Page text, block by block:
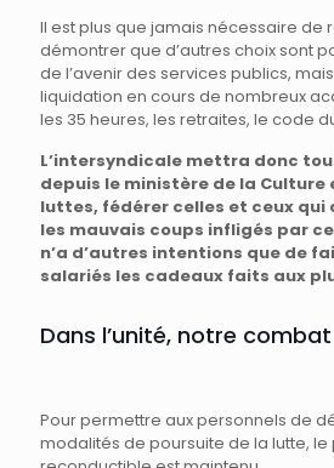
Il est plus que jamais nécessaire de
démontrer que d’autres choix sont
de l’avenir des services publics,
liquidation en cours de nombreux
les 35 heures, les retraites, le code
L’intersyndicale mettra donc
depuis le ministère de la Culture
luttes, fédérer celles et ceux
les mauvais coups infligés par
n’a d’autres intentions que de
salariés les cadeaux faits aux
Dans l’unité, notre
Pour permettre aux personnels de
modalités de poursuite de la lutte,